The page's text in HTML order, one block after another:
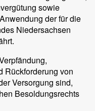
sowie
der für die
Niedersachsen
Rückforderung von
Versorgung sind,
Besoldungsrechts